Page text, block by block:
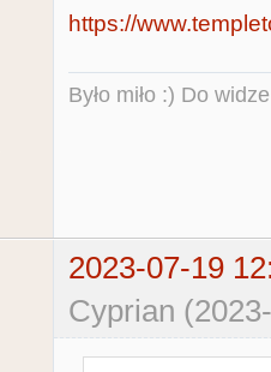
https://
Było miło :) Do
2023-07-19
Cyprian